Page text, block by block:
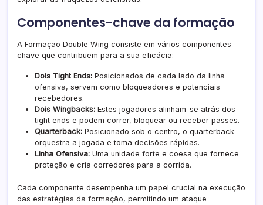
Componentes-chave da formação
A Formação Double Wing consiste em vários componentes-
chave que contribuem para a sua eficácia:
Dois Tight Ends: Posicionados de cada lado da linha
ofensiva, servem como bloqueadores e potenciais
recebedores.
Dois Wingbacks: Estes jogadores alinham-se atrás dos
tight ends e podem correr, bloquear ou receber passes.
Quarterback: Posicionado sob o centro, o quarterback
orquestra a jogada e toma decisões rápidas.
Linha Ofensiva: Uma unidade forte e coesa que fornece
proteção e cria corredores para a corrida.
Cada componente desempenha um papel crucial na execução
das estratégias da formação, permitindo um ataque